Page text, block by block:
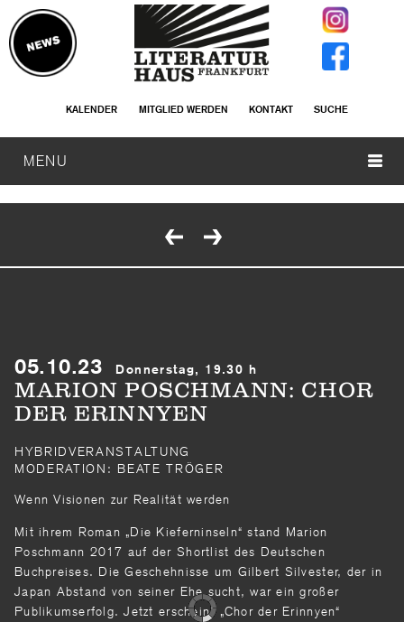
KALENDER MITGLIED WERDEN KONTAKT SUCHE
MENU
05.10.23 Donnerstag, 19.30 h
MARION POSCHMANN: CHOR
DER ERINNYEN
HYBRIDVERANSTALTUNG
MODERATION: BEATE TRÖGER
Wenn Visionen zur Realität werden
Mit ihrem Roman „Die Kieferninseln“ stand Marion
Poschmann 2017 auf der Shortlist des Deutschen
Buchpreises. Die Geschehnisse um Gilbert Silvester, der in
Japan Abstand von seiner Ehe sucht, war ein großer
Publikumserfolg. Jetzt erscheint „Chor der Erinnyen“